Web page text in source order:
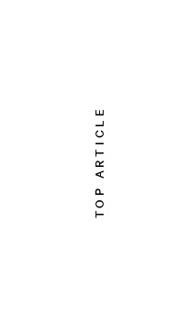
TOP ARTICLE